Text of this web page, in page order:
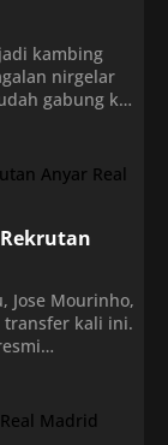
kambing
nirgelar
gabung ke
menangi titel
sejatinya
emas […]
Jose Mourinho,
transfer kali ini.
ini, Real
Semua
Jose